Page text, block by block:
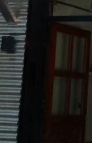
Cocina Argentina